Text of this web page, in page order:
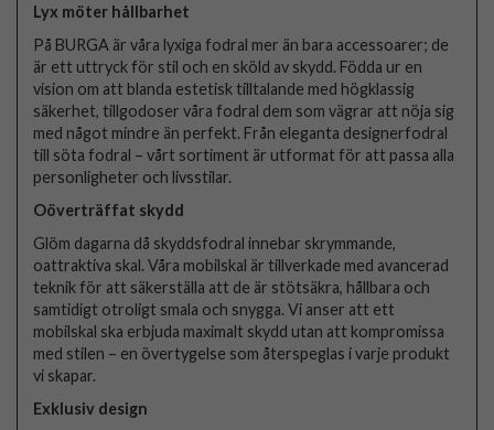
Lyx möter hållbarhet
På BURGA är våra lyxiga fodral mer än bara accessoarer; de
är ett uttryck för stil och en sköld av skydd. Födda ur en
vision om att blanda estetisk tilltalande med högklassig
säkerhet, tillgodoser våra fodral dem som vägrar att nöja sig
med något mindre än perfekt. Från eleganta designerfodral
till söta fodral – vårt sortiment är utformat för att passa alla
personligheter och livsstilar.
Oöverträffat skydd
Glöm dagarna då skyddsfodral innebar skrymmande,
oattraktiva skal. Våra mobilskal är tillverkade med avancerad
teknik för att säkerställa att de är stötsäkra, hållbara och
samtidigt otroligt smala och snygga. Vi anser att ett
mobilskal ska erbjuda maximalt skydd utan att kompromissa
med stilen – en övertygelse som återspeglas i varje produkt
vi skapar.
Exklusiv design